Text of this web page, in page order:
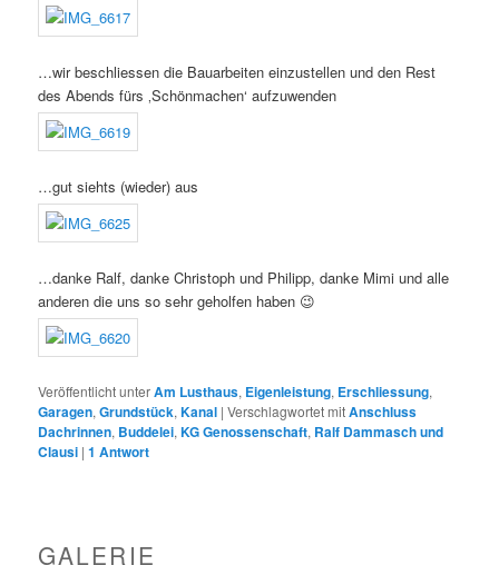
…wir beschliessen die Bauarbeiten einzustellen und den Rest
des Abends fürs ‚Schönmachen‘ aufzuwenden
…gut siehts (wieder) aus
…danke Ralf, danke Christoph und Philipp, danke Mimi und alle
anderen die uns so sehr geholfen haben 😉
Veröffentlicht unterAm Lusthaus, Eigenleistung, Erschliessung,
Garagen,Grundstück,Kanal |Verschlagwortet mitAnschluss
Dachrinnen, Buddelei,KG Genossenschaft, Ralf Dammasch und
Clausi |1 Antwort
GALERIE